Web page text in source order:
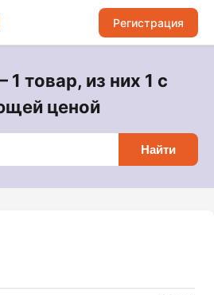
Регистрация
товар, из них 1 с
ценой
Найти